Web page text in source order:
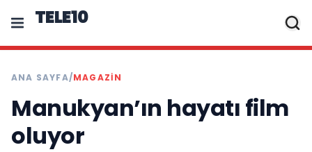
TELE10
ANA SAYFA/MAGAZIN
Manukyan’ın hayatı film
oluyor